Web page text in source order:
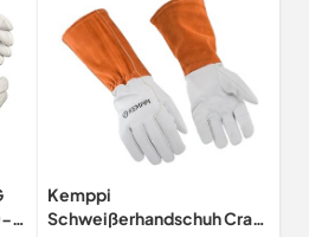
Kemppi
Schweißerhandschuh Craft